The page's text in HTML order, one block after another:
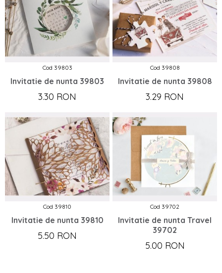
Cod 39803
Invitatie de nunta 39803
3.30 RON
Cod 39808
Invitatie de nunta 39808
3.29 RON
Cod 39810
Invitatie de nunta 39810
5.50 RON
Cod 39702
Invitatie de nunta Travel
39702
5.00 RON